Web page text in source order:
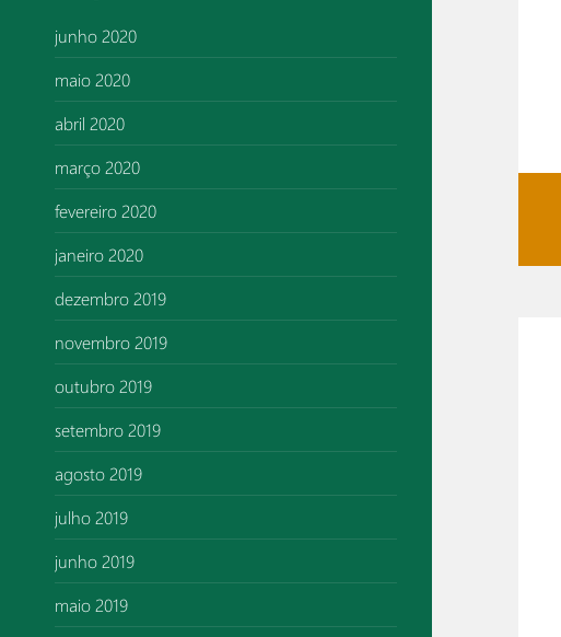
junho 2020
maio 2020
abril 2020
março 2020
fevereiro 2020
janeiro 2020
dezembro 2019
novembro 2019
outubro 2019
setembro 2019
agosto 2019
julho 2019
junho 2019
maio 2019